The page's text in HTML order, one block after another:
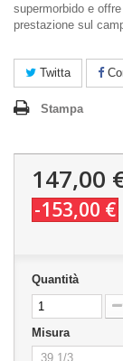
supermorbido e
prestazione sul
Twitta
Stampa
147,00
-153,00 €
Quantità
Misura